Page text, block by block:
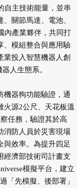
自主技術能量，並串
關節馬達、電池、
內產業夥伴，共同打
、模組整合與應用驗
業投入智慧機器人創
人生態系。
機器狗功能驗證，通
火源2公尺、天花板溫
任務，驗證其於高
消防人員於災害現場
與效率。為提升四足
經濟部技術司計畫支
模擬平台，建立
「先模擬、後部署」